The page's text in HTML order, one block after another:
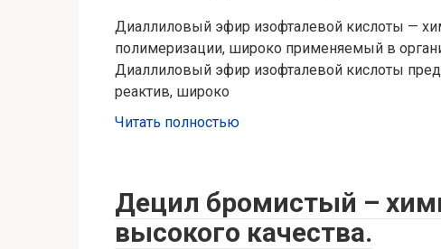
Диаллиловый эфир изофталевой кислоты —
полимеризации, широко применяемый в
Диаллиловый эфир изофталевой кислоты
реактив, широко
Читать полностью
Децил бромистый –
высокого качества.